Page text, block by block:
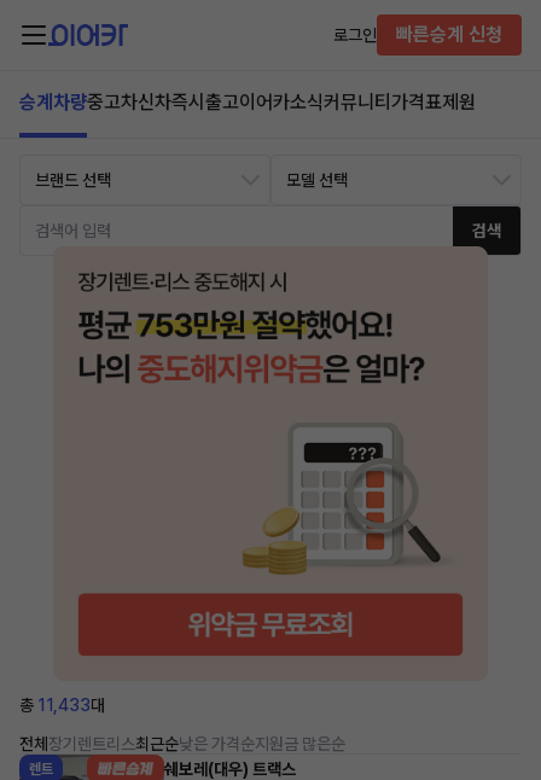
로그인 빠른승계 신청
승계차량중고차신차즉시출고이어카소식커뮤니티 가격표제원
검색
총 11,433대
전체 장기렌트리스최근순낮은 가격순지원금 많은순
렌트 쉐보레(대우) 트랙스